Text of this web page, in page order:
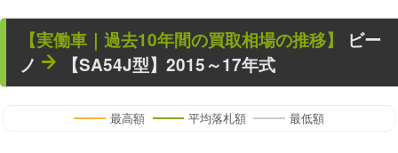
【実働車 ｜過去10年間の買取相場の推移】
ビー
ノ
【SA54J型】2015～17年式
最高額 平均落札額 最低額